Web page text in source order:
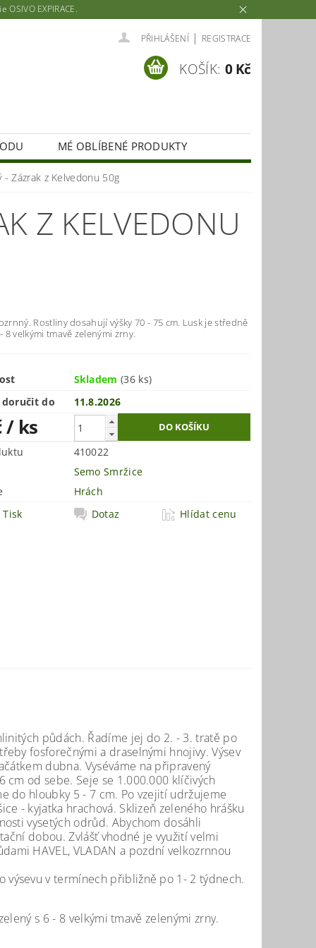
EXPIRACE.
PŘIHLÁŠENÍ | REGISTRACE
KOŠÍK: 0 Kč
MÉ OBLÍBENÉ PRODUKTY
- Zázrak z Kelvedonu 50g
Z KELVEDONU
Rostliny dosahují výšky 70 - 75 cm. Lusk je středně
8 velkými tmavě zelenými zrny.
Skladem(36 ks)
doručit do
11.8.2026
/ ks
410022
Semo Smržice
Hrách
Tisk
Dotaz Hlídat cenu
půdách. Řadíme jej do 2. - 3. tratě po
fosforečnými a draselnými hnojivy. Výsev
dubna. Vyséváme na připravený
od sebe. Seje se 1.000.000 klíčivých
do hloubky 5 - 7 cm. Po vzejití udržujeme
- kyjatka hrachová. Sklizeň zeleného hrášku
vysetých odrůd. Abychom dosáhli
dobou. Zvlášť vhodné je využití velmi
HAVEL, VLADAN a pozdní velkozrnnou
v termínech přibližně po 1- 2 týdnech.
s 6 - 8 velkými tmavě zelenými zrny.